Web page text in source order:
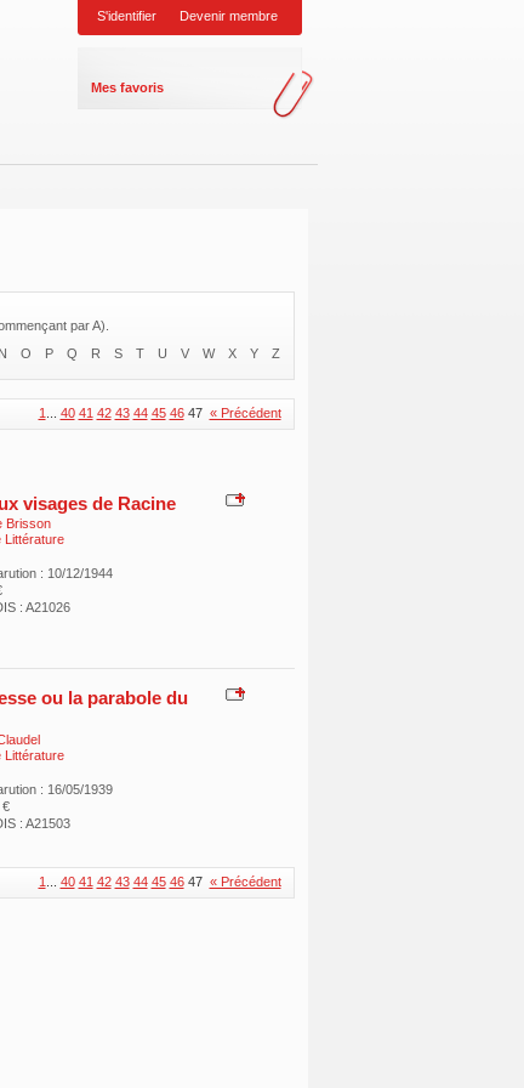
S'identifier Devenir membre
Mes favoris
par A).
N O P Q R S T U V W X Y Z
1 40 41 42 43 44 45 46 47 « Précédent
visages de Racine
Brisson
Littérature
: 10/12/1944
: A21026
ou la parabole du
Littérature
: 16/05/1939
€
: A21503
1 40 41 42 43 44 45 46 47 « Précédent